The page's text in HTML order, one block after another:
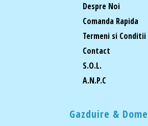
Despre Noi
Comanda Rapida
Termeni si Conditii
Contact
S.O.L.
A.N.P.C
Gazduire &